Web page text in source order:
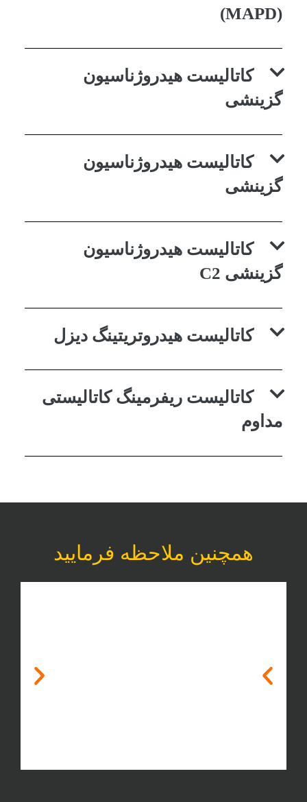
(MAPD)
کاتالیست هیدروژناسیون
گزینشی
کاتالیست هیدروژناسیون
گزینشی
کاتالیست هیدروژناسیون
گزینشی C2
کاتالیست هیدروتریتینگ دیزل
کاتالیست ریفرمینگ کاتالیستی
مداوم
همچنین ملاحظه فرمایید